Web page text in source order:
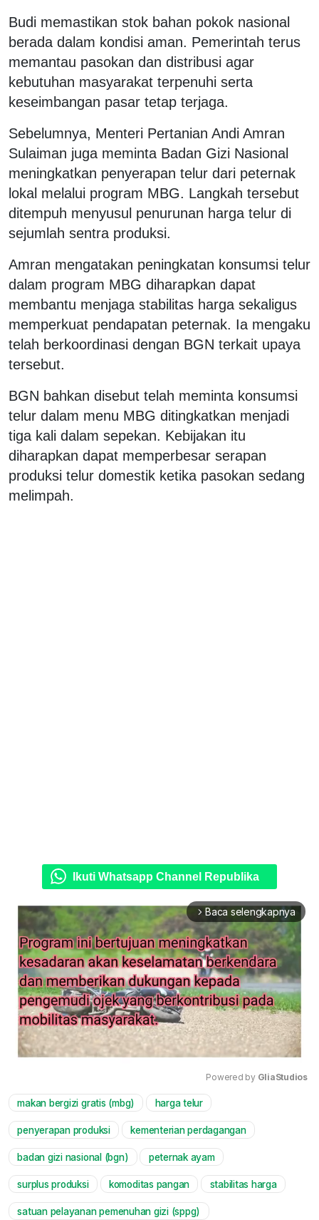
Budi memastikan stok bahan pokok nasional
berada dalam kondisi aman. Pemerintah terus
memantau pasokan dan distribusi agar
kebutuhan masyarakat terpenuhi serta
keseimbangan pasar tetap terjaga.
Sebelumnya, Menteri Pertanian Andi Amran
Sulaiman juga meminta Badan Gizi Nasional
meningkatkan penyerapan telur dari peternak
lokal melalui program MBG. Langkah tersebut
ditempuh menyusul penurunan harga telur di
sejumlah sentra produksi.
Amran mengatakan peningkatan konsumsi telur
dalam program MBG diharapkan dapat
membantu menjaga stabilitas harga sekaligus
memperkuat pendapatan peternak. Ia mengaku
telah berkoordinasi dengan BGN terkait upaya
tersebut.
BGN bahkan disebut telah meminta konsumsi
telur dalam menu MBG ditingkatkan menjadi
tiga kali dalam sepekan. Kebijakan itu
diharapkan dapat memperbesar serapan
produksi telur domestik ketika pasokan sedang
melimpah.
Ikuti Whatsapp Channel Republika
arrow_forward_ios Baca selengkapnya
Powered by GliaStudios
makan bergizi gratis (mbg) harga telur
penyerapan produksi kementerian perdagangan
badan gizi nasional (bgn) peternak ayam
surplus produksi komoditas pangan stabilitas harga
satuan pelayanan pemenuhan gizi (sppg)